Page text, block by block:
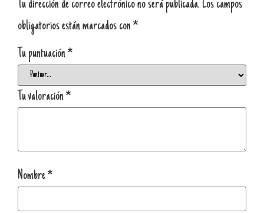
Tu dirección de correo electrónico no será publicada. Los campos
obligatorios están marcados con*
Tu puntuación*
Tu valoración*
Nombre*